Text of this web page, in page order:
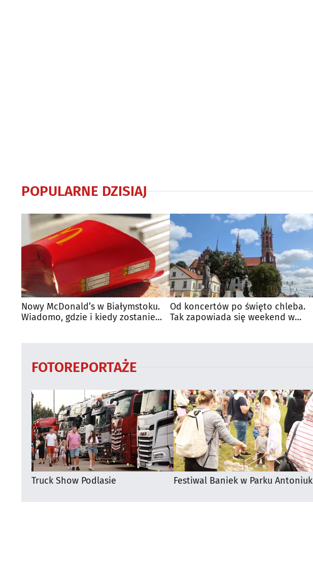
POPULARNE DZISIAJ
Nowy McDonald’s w Białymstoku.
Wiadomo, gdzie i kiedy zostanie
Od koncertów po święto chleba.
Tak zapowiada się weekend w
FOTOREPORTAŻE
Truck Show Podlasie Festiwal Baniek w Parku Antoniuk